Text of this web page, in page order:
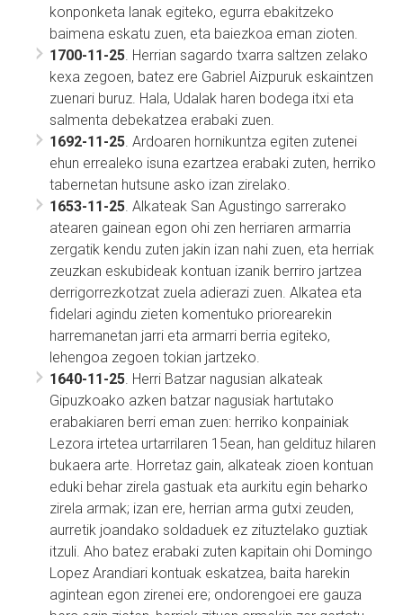
konponketa lanak egiteko, egurra ebakitzeko
baimena eskatu zuen, eta baiezkoa eman zioten.
1700-11-25 . Herrian sagardo txarra saltzen zelako
kexa zegoen, batez ere Gabriel Aizpuruk eskaintzen
zuenari buruz. Hala, Udalak haren bodega itxi eta
salmenta debekatzea erabaki zuen.
1692-11-25 . Ardoaren hornikuntza egiten zutenei
ehun errealeko isuna ezartzea erabaki zuten, herriko
tabernetan hutsune asko izan zirelako.
1653-11-25 . Alkateak San Agustingo sarrerako
atearen gainean egon ohi zen herriaren armarria
zergatik kendu zuten jakin izan nahi zuen, eta herriak
zeuzkan eskubideak kontuan izanik berriro jartzea
derrigorrezkotzat zuela adierazi zuen. Alkatea eta
fidelari agindu zieten komentuko priorearekin
harremanetan jarri eta armarri berria egiteko,
lehengoa zegoen tokian jartzeko.
1640-11-25 . Herri Batzar nagusian alkateak
Gipuzkoako azken batzar nagusiak hartutako
erabakiaren berri eman zuen: herriko konpainiak
Lezora irtetea urtarrilaren 15ean, han geldituz hilaren
bukaera arte. Horretaz gain, alkateak zioen kontuan
eduki behar zirela gastuak eta aurkitu egin beharko
zirela armak; izan ere, herrian arma gutxi zeuden,
aurretik joandako soldaduek ez zituztelako guztiak
itzuli. Aho batez erabaki zuten kapitain ohi Domingo
Lopez Arandiari kontuak eskatzea, baita harekin
agintean egon zirenei ere; ondorengoei ere gauza